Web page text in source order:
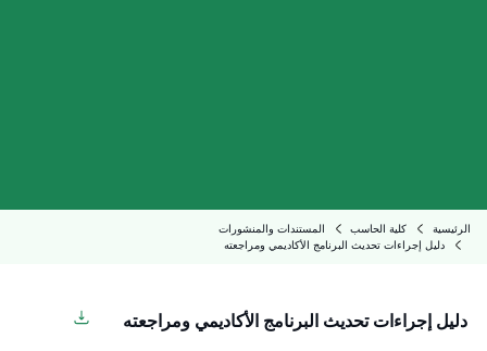
الرئيسية كلية الحاسب
المستندات والمنشورات
دليل إجراءات تحديث البرنامج الأكاديمي ومراجعته
دليل إجراءات تحديث البرنامج الأكاديمي ومراجعته